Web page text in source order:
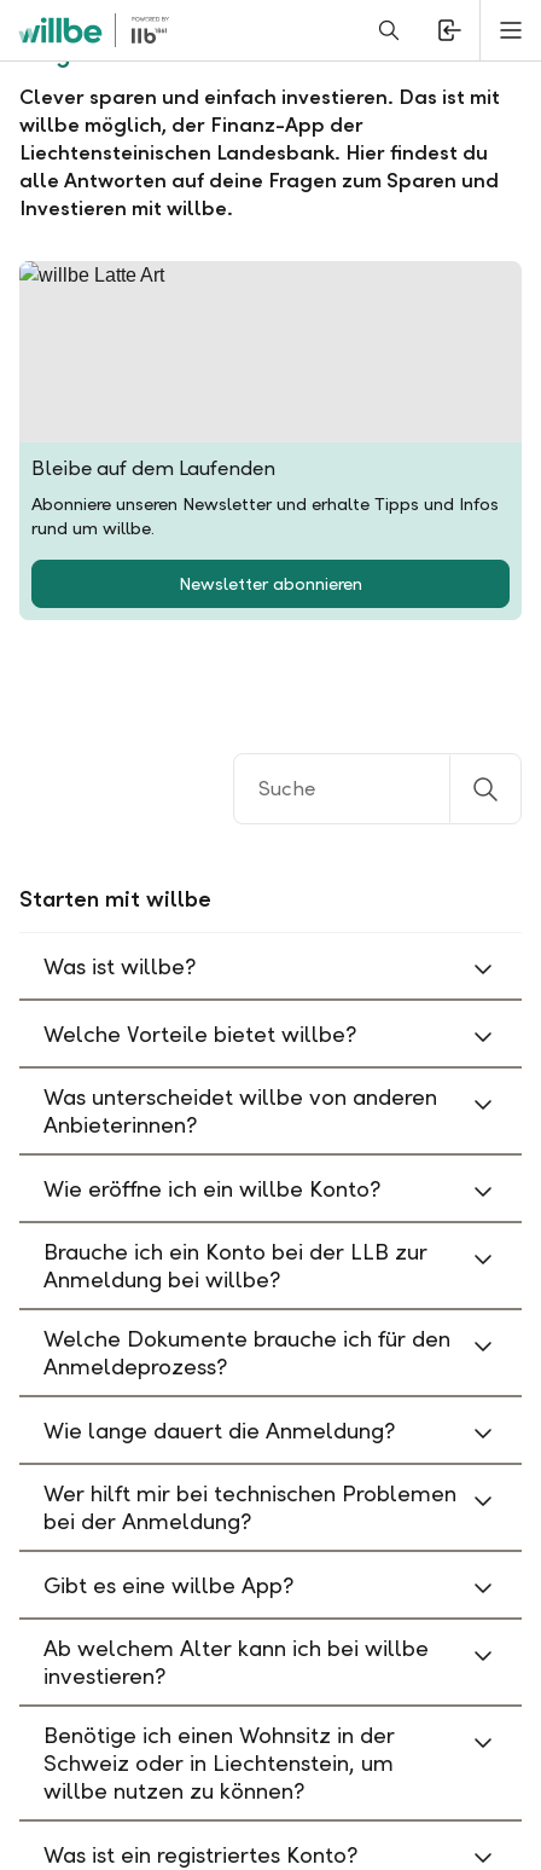
Alerts.Headline
Fragen und Antworten zu willbe
Clever sparen und einfach investieren. Das ist mit
willbe möglich, der Finanz-App der
Liechtensteinischen Landesbank. Hier findest du
alle Antworten auf deine Fragen zum Sparen und
Investieren mit willbe.
Bleibe auf dem Laufenden
Abonniere unseren Newsletter und erhalte Tipps und Infos
rund um willbe.
Newsletter abonnieren
Starten mit willbe
Was ist willbe?
Welche Vorteile bietet willbe?
Was unterscheidet willbe von anderen
Anbieterinnen?
Wie eröffne ich ein willbe Konto?
Brauche ich ein Konto bei der LLB zur
Anmeldung bei willbe?
Welche Dokumente brauche ich für den
Anmeldeprozess?
Wie lange dauert die Anmeldung?
Wer hilft mir bei technischen Problemen
bei der Anmeldung?
Gibt es eine willbe App?
Ab welchem Alter kann ich bei willbe
investieren?
Benötige ich einen Wohnsitz in der
Schweiz oder in Liechtenstein, um
willbe nutzen zu können?
Was ist ein registriertes Konto?